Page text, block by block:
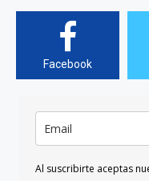
Facebook
Al suscribirte aceptas